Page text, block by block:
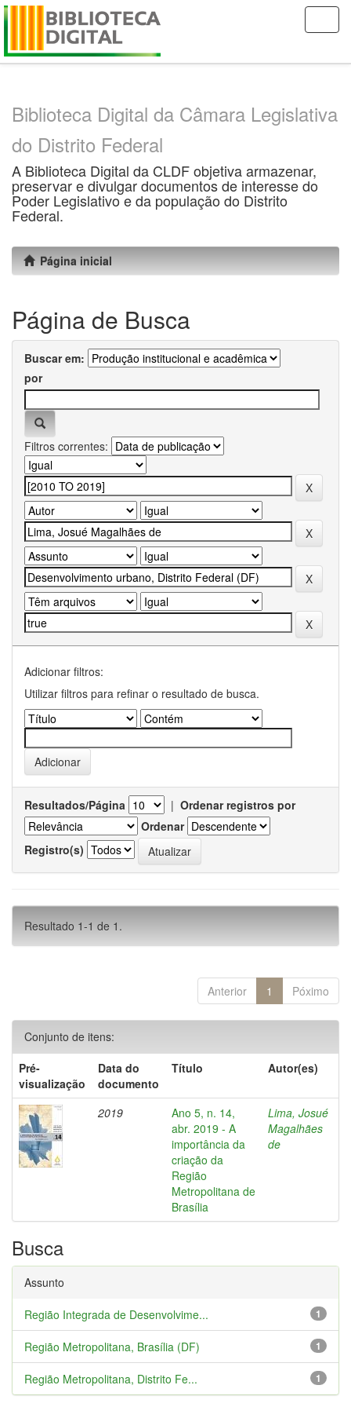
Skip
Biblioteca Digital da Câmara Legislativa
do Distrito Federal
A Biblioteca Digital da CLDF objetiva armazenar,
preservar e divulgar documentos de interesse do
Poder Legislativo e da população do Distrito
Federal.
Página inicial
Página de Busca
Buscar em:
por
Filtros correntes:
Adicionar filtros:
Utilizar filtros para refinar o resultado de busca.
Resultados/Página | Ordenar registros por
Ordenar
Registro(s)
Resultado 1-1 de 1.
Anterior 1 Póximo
Conjunto de itens:
Pré-
visualização
Data do
documento
Título Autor(es)
2019
Ano 5, n. 14,
abr. 2019 - A
importância da
criação da
Região
Metropolitana de
Brasília
Lima, Josué
Magalhães
de
Busca
Assunto
1
Região Integrada de Desenvolvime...
1
Região Metropolitana, Brasília (DF)
1
Região Metropolitana, Distrito Fe...